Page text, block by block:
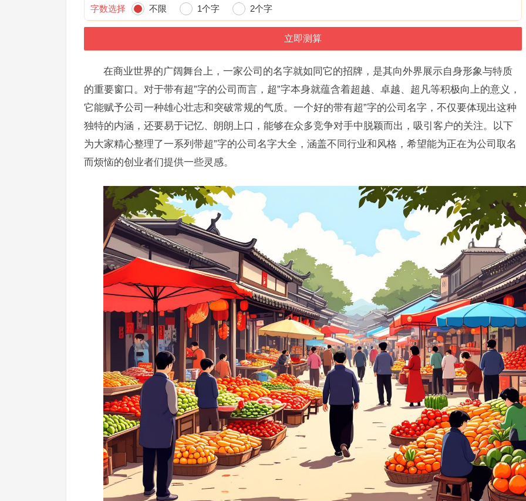
字数选择 不限 1个字 2个字
在商业世界的广阔舞台上，一家公司的名字就如同它的招牌，是其向外界展示自身形象与特质
的重要窗口。对于带有超”字的公司而言，超”字本身就蕴含着超越、卓越、超凡等积极向上的意义，
它能赋予公司一种雄心壮志和突破常规的气质。一个好的带有超”字的公司名字，不仅要体现出这种
独特的内涵，还要易于记忆、朗朗上口，能够在众多竞争对手中脱颖而出，吸引客户的关注。以下
为大家精心整理了一系列带超”字的公司名字大全，涵盖不同行业和风格，希望能为正在为公司取名
而烦恼的创业者们提供一些灵感。